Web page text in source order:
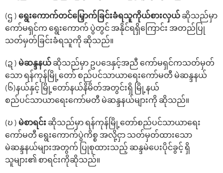
(ဌ ) ‌ရွေး‌ကောက်တင်‌မြှောက်ခြင်းခံရသူကိုယ်စားလှယ် ဆိုသည်မှာ
‌ကော်မရှင်က ရွေးကောက် ပွဲတွင် အနိုင်ရရှိ‌ကြောင်း အတည်ပြု
သတ်မှတ်ခြင်းခံရသူကို ဆိုသည်။
(ဍ ) မဲဆန္ဒနယ် ဆိုသည်မှာ ဥပဒေနှင့်အညီ ကော်မရှင်ကသတ်မှတ်
သော ရန်ကုန်မြို့တော် စည်ပင်သာယာရေးကော်မတီ မဲဆန္ဒနယ်
(၆)နယ်နှင့် မြို့တော်နယ်နိမိတ်အတွင်းရှိ မြို့နယ်
စည်ပင်သာယာရေးကော်မတီ မဲဆန္ဒနယ်များကို ဆိုသည်။
(ဎ ) မဲစာရင်း ဆိုသည်မှာ ‌ရန်ကုန်မြို့တော်စည်ပင်သာယာရေး
ကော်မတီ ရွေး‌ကောက်ပွဲကိစ္စ အလို့ငှာ သတ်မှတ်ထားသော
မဲဆန္ဒနယ်များအတွက် ပြုစုထားသည့် ဆန္ဒမဲပေးပိုင်ခွင့် ရှိ
သူများ၏ စာရင်းကိုဆိုသည်။